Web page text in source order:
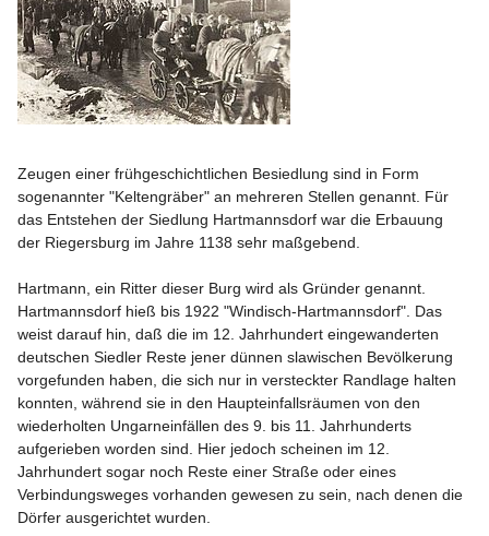
Zeugen einer frühgeschichtlichen Besiedlung sind in Form
sogenannter "Keltengräber" an mehreren Stellen genannt. Für
das Entstehen der Siedlung Hartmannsdorf war die Erbauung
der Riegersburg im Jahre 1138 sehr maßgebend.
Hartmann, ein Ritter dieser Burg wird als Gründer genannt.
Hartmannsdorf hieß bis 1922 "Windisch-Hartmannsdorf". Das
weist darauf hin, daß die im 12. Jahrhundert eingewanderten
deutschen Siedler Reste jener dünnen slawischen Bevölkerung
vorgefunden haben, die sich nur in versteckter Randlage halten
konnten, während sie in den Haupteinfallsräumen von den
wiederholten Ungarneinfällen des 9. bis 11. Jahrhunderts
aufgerieben worden sind. Hier jedoch scheinen im 12.
Jahrhundert sogar noch Reste einer Straße oder eines
Verbindungsweges vorhanden gewesen zu sein, nach denen die
Dörfer ausgerichtet wurden.